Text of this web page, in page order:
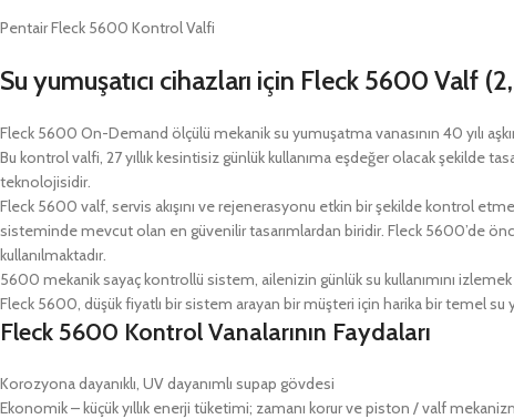
Pentair Fleck 5600 Kontrol Valfi
Su yumuşatıcı cihazları için Fleck 5600 Valf
Fleck 5600 On-Demand ölçülü mekanik su yumuşatma vanasının 40 yılı
Bu kontrol valfi, 27 yıllık kesintisiz günlük kullanıma eşdeğer olacak şekilde
teknolojisidir.
Fleck 5600 valf, servis akışını ve rejenerasyonu etkin bir şekilde kontrol
sisteminde mevcut olan en güvenilir tasarımlardan biridir. Fleck 5600’de
kullanılmaktadır.
5600 mekanik sayaç kontrollü sistem, ailenizin günlük su kullanımını
Fleck 5600, düşük fiyatlı bir sistem arayan bir müşteri için harika bir temel su
Fleck 5600 Kontrol Vanalarının Faydaları
Korozyona dayanıklı, UV dayanımlı supap gövdesi
Ekonomik – küçük yıllık enerji tüketimi; zamanı korur ve piston / valf